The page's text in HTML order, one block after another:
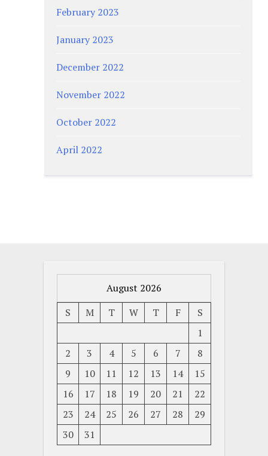
February 2023
January 2023
December 2022
November 2022
October 2022
April 2022
August 2026
S
M T W T F
S
1
2
3 4 5 6 7
8
9
10 11 12 13 14
15
16
17 18 19 20 21
22
23
24 25 26 27 28
29
30
31